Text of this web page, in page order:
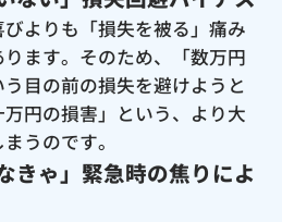
よりも「損失を被る」痛み
ます。そのため、「数万円
目の前の損失を避けようと
円の損害」という、より大
うのです。
きゃ」緊急時の焦りによ